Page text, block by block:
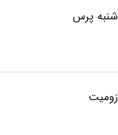
شنبه پرس
زومیت